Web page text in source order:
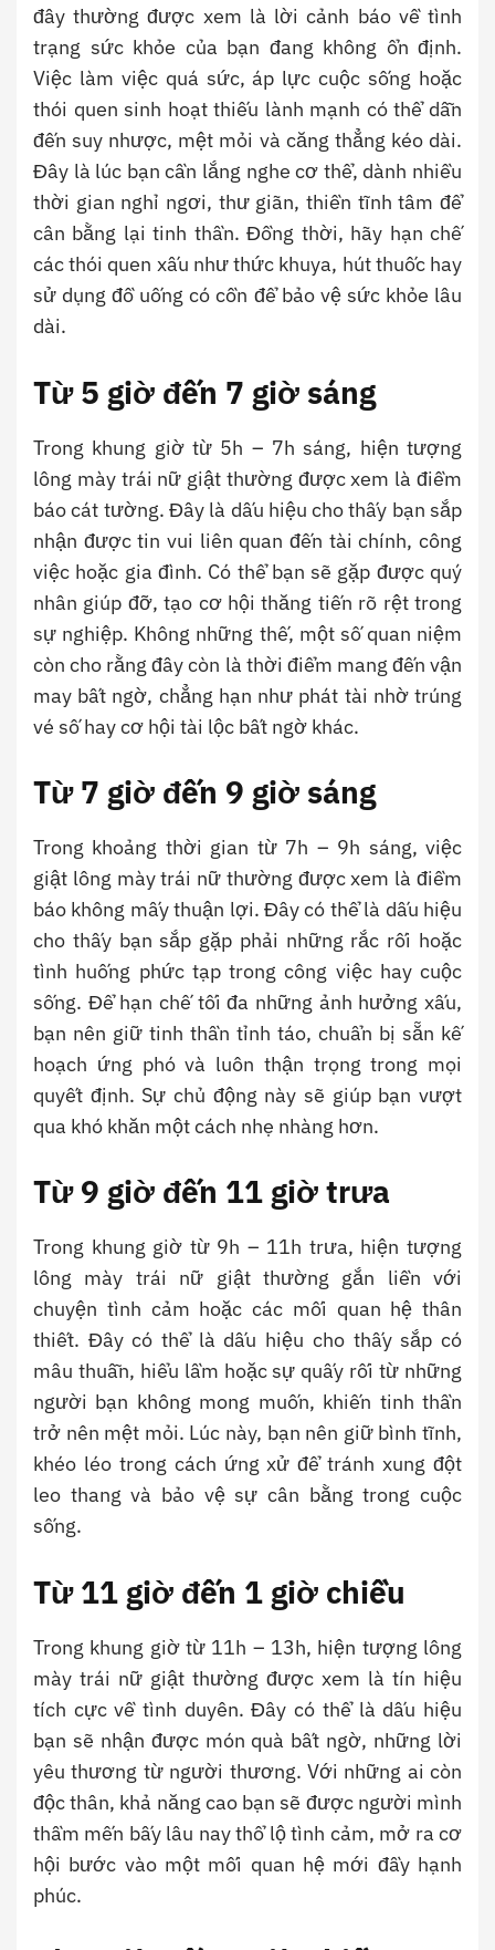
đây thường được xem là lời cảnh báo về tình
trạng sức khỏe của bạn đang không ổn định.
Việc làm việc quá sức, áp lực cuộc sống hoặc
thói quen sinh hoạt thiếu lành mạnh có thể dẫn
đến suy nhược, mệt mỏi và căng thẳng kéo dài.
Đây là lúc bạn cần lắng nghe cơ thể, dành nhiều
thời gian nghỉ ngơi, thư giãn, thiền tĩnh tâm để
cân bằng lại tinh thần. Đồng thời, hãy hạn chế
các thói quen xấu như thức khuya, hút thuốc hay
sử dụng đồ uống có cồn để bảo vệ sức khỏe lâu
dài.
Từ 5 giờ đến 7 giờ sáng
Trong khung giờ từ 5h – 7h sáng, hiện tượng
lông mày trái nữ giật thường được xem là điềm
báo cát tường. Đây là dấu hiệu cho thấy bạn sắp
nhận được tin vui liên quan đến tài chính, công
việc hoặc gia đình. Có thể bạn sẽ gặp được quý
nhân giúp đỡ, tạo cơ hội thăng tiến rõ rệt trong
sự nghiệp. Không những thế, một số quan niệm
còn cho rằng đây còn là thời điểm mang đến vận
may bất ngờ, chẳng hạn như phát tài nhờ trúng
vé số hay cơ hội tài lộc bất ngờ khác.
Từ7 giờ đến 9 giờ sáng
Trong khoảng thời gian từ 7h – 9h sáng, việc
giật lông mày trái nữ thường được xem là điềm
báo không mấy thuận lợi. Đây có thể là dấu hiệu
cho thấy bạn sắp gặp phải những rắc rối hoặc
tình huống phức tạp trong công việc hay cuộc
sống. Để hạn chế tối đa những ảnh hưởng xấu,
bạn nên giữ tinh thần tỉnh táo, chuẩn bị sẵn kế
hoạch ứng phó và luôn thận trọng trong mọi
quyết định. Sự chủ động này sẽ giúp bạn vượt
qua khó khăn một cách nhẹ nhàng hơn.
Từ9 giờ đến 11 giờ trưa
Trong khung giờ từ 9h – 11h trưa, hiện tượng
lông mày trái nữ giật thường gắn liền với
chuyện tình cảm hoặc các mối quan hệ thân
thiết. Đây có thể là dấu hiệu cho thấy sắp có
mâu thuẫn, hiểu lầm hoặc sự quấy rối từ những
người bạn không mong muốn, khiến tinh thần
trở nên mệt mỏi. Lúc này, bạn nên giữ bình tĩnh,
khéo léo trong cách ứng xử để tránh xung đột
leo thang và bảo vệ sự cân bằng trong cuộc
sống.
Từ11 giờ đến 1 giờ chiều
Trong khung giờ từ 11h – 13h, hiện tượng lông
mày trái nữ giật thường được xem là tín hiệu
tích cực về tình duyên. Đây có thể là dấu hiệu
bạn sẽ nhận được món quà bất ngờ, những lời
yêu thương từ người thương. Với những ai còn
độc thân, khả năng cao bạn sẽ được người mình
thầm mến bấy lâu nay thổ lộ tình cảm, mở ra cơ
hội bước vào một mối quan hệ mới đầy hạnh
phúc.